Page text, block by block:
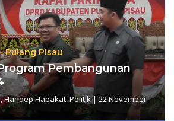
Pulang Pisau
Pembangunan
,Handep Hapakat,Politik| 22 November